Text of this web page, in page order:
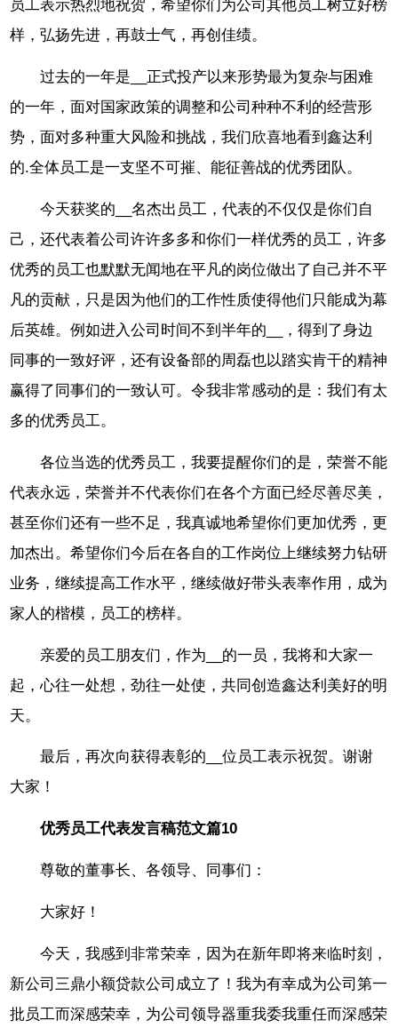
员工表示热烈地祝贺，希望你们为公司其他员工树立好榜
样，弘扬先进，再鼓士气，再创佳绩。
过去的一年是__正式投产以来形势最为复杂与困难
的一年，面对国家政策的调整和公司种种不利的经营形
势，面对多种重大风险和挑战，我们欣喜地看到鑫达利
的.全体员工是一支坚不可摧、能征善战的优秀团队。
今天获奖的__名杰出员工，代表的不仅仅是你们自
己，还代表着公司许许多多和你们一样优秀的员工，许多
优秀的员工也默默无闻地在平凡的岗位做出了自己并不平
凡的贡献，只是因为他们的工作性质使得他们只能成为幕
后英雄。例如进入公司时间不到半年的__，得到了身边
同事的一致好评，还有设备部的周磊也以踏实肯干的精神
赢得了同事们的一致认可。令我非常感动的是：我们有太
多的优秀员工。
各位当选的优秀员工，我要提醒你们的是，荣誉不能
代表永远，荣誉并不代表你们在各个方面已经尽善尽美，
甚至你们还有一些不足，我真诚地希望你们更加优秀，更
加杰出。希望你们今后在各自的工作岗位上继续努力钻研
业务，继续提高工作水平，继续做好带头表率作用，成为
家人的楷模，员工的榜样。
亲爱的员工朋友们，作为__的一员，我将和大家一
起，心往一处想，劲往一处使，共同创造鑫达利美好的明
天。
最后，再次向获得表彰的__位员工表示祝贺。谢谢
大家！
优秀员工代表发言稿范文篇10
尊敬的董事长、各领导、同事们：
大家好！
今天，我感到非常荣幸，因为在新年即将来临时刻，
新公司三鼎小额贷款公司成立了！我为有幸成为公司第一
批员工而深感荣幸，为公司领导器重我委我重任而深感荣